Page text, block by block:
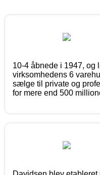
10-4 åbnede i 1947, og
virksomhedens 6
sælge til private og
for mere end 500